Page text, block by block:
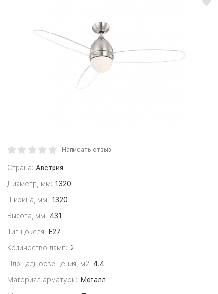
Написать отзыв
Страна: Австрия
Диаметр, мм: 1320
Ширина, мм: 1320
Высота, мм: 431
Тип цоколя: E27
Количество ламп: 2
Площадь освещения, м2: 4.4
Материал арматуры: Металл